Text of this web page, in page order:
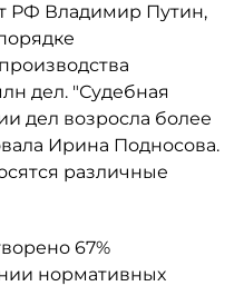
РФ Владимир Путин,
дел. "Судебная
дел возросла более
Ирина Подносова.
различные
67%
нормативных